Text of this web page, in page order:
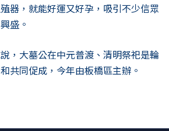
器，就能好運又好孕，吸引不少信眾
盛。
，大墓公在中元普渡、清明祭祀是輪
共同促成，今年由板橋區主辦。